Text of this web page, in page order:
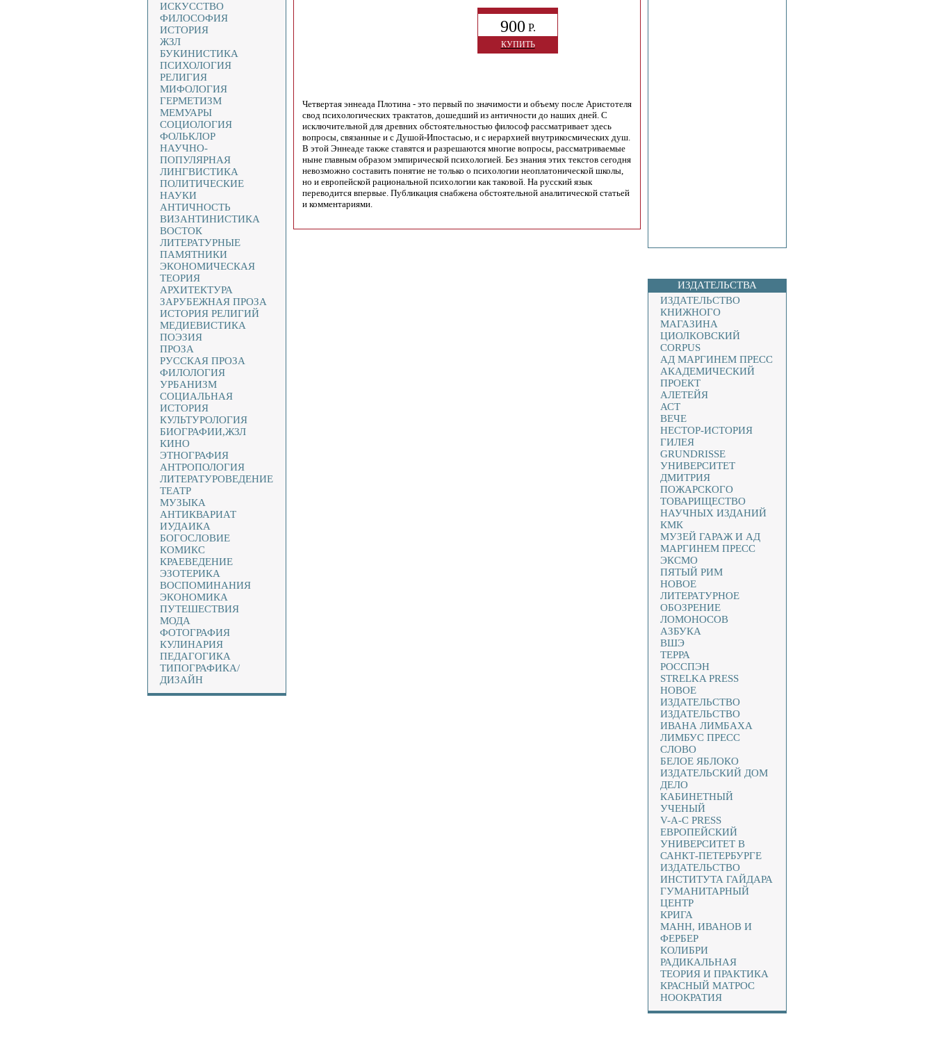
ИСКУССТВО
ФИЛОСОФИЯ
ИСТОРИЯ
ЖЗЛ
БУКИНИСТИКА
ПСИХОЛОГИЯ
РЕЛИГИЯ
МИФОЛОГИЯ
ГЕРМЕТИЗМ
МЕМУАРЫ
СОЦИОЛОГИЯ
ФОЛЬКЛОР
НАУЧНО-
ПОПУЛЯРНАЯ
ЛИНГВИСТИКА
ПОЛИТИЧЕСКИЕ
НАУКИ
АНТИЧНОСТЬ
ВИЗАНТИНИСТИКА
ВОСТОК
ЛИТЕРАТУРНЫЕ
ПАМЯТНИКИ
ЭКОНОМИЧЕСКАЯ
ТЕОРИЯ
АРХИТЕКТУРА
ЗАРУБЕЖНАЯ ПРОЗА
ИСТОРИЯ РЕЛИГИЙ
МЕДИЕВИСТИКА
ПОЭЗИЯ
ПРОЗА
РУССКАЯ ПРОЗА
ФИЛОЛОГИЯ
УРБАНИЗМ
СОЦИАЛЬНАЯ
ИСТОРИЯ
КУЛЬТУРОЛОГИЯ
БИОГРАФИИ,ЖЗЛ
КИНО
ЭТНОГРАФИЯ
АНТРОПОЛОГИЯ
ЛИТЕРАТУРОВЕДЕНИЕ
ТЕАТР
МУЗЫКА
АНТИКВАРИАТ
ИУДАИКА
БОГОСЛОВИЕ
КОМИКС
КРАЕВЕДЕНИЕ
ЭЗОТЕРИКА
ВОСПОМИНАНИЯ
ЭКОНОМИКА
ПУТЕШЕСТВИЯ
МОДА
ФОТОГРАФИЯ
КУЛИНАРИЯ
ПЕДАГОГИКА
ТИПОГРАФИКА/
ДИЗАЙН
900 Р.
КУПИТЬ
Четвертая эннеада Плотина - это первый по значимости и объему после Аристотеля
свод психологических трактатов, дошедший из античности до наших дней. С
исключительной для древних обстоятельностью философ рассматривает здесь
вопросы, связанные и с Душой-Ипостасью, и с иерархией внутрикосмических душ.
В этой Эннеаде также ставятся и разрешаются многие вопросы, рассматриваемые
ныне главным образом эмпирической психологией. Без знания этих текстов сегодня
невозможно составить понятие не только о психологии неоплатонической школы,
но и европейской рациональной психологии как таковой. На русский язык
переводится впервые. Публикация снабжена обстоятельной аналитической статьей
и комментариями.
ИЗДАТЕЛЬСТВА
ИЗДАТЕЛЬСТВО
КНИЖНОГО
МАГАЗИНА
ЦИОЛКОВСКИЙ
CORPUS
АД МАРГИНЕМ ПРЕСС
АКАДЕМИЧЕСКИЙ
ПРОЕКТ
АЛЕТЕЙЯ
АСТ
ВЕЧЕ
НЕСТОР-ИСТОРИЯ
ГИЛЕЯ
GRUNDRISSE
УНИВЕРСИТЕТ
ДМИТРИЯ
ПОЖАРСКОГО
ТОВАРИЩЕСТВО
НАУЧНЫХ ИЗДАНИЙ
КМК
МУЗЕЙ ГАРАЖ И АД
МАРГИНЕМ ПРЕСС
ЭКСМО
ПЯТЫЙ РИМ
НОВОЕ
ЛИТЕРАТУРНОЕ
ОБОЗРЕНИЕ
ЛОМОНОСОВ
АЗБУКА
ВШЭ
ТЕРРА
РОССПЭН
STRELKA PRESS
НОВОЕ
ИЗДАТЕЛЬСТВО
ИЗДАТЕЛЬСТВО
ИВАНА ЛИМБАХА
ЛИМБУС ПРЕСС
СЛОВО
БЕЛОЕ ЯБЛОКО
ИЗДАТЕЛЬСКИЙ ДОМ
ДЕЛО
КАБИНЕТНЫЙ
УЧЕНЫЙ
V-A-C PRESS
ЕВРОПЕЙСКИЙ
УНИВЕРСИТЕТ В
САНКТ-ПЕТЕРБУРГЕ
ИЗДАТЕЛЬСТВО
ИНСТИТУТА ГАЙДАРА
ГУМАНИТАРНЫЙ
ЦЕНТР
КРИГА
МАНН, ИВАНОВ И
ФЕРБЕР
КОЛИБРИ
РАДИКАЛЬНАЯ
ТЕОРИЯ И ПРАКТИКА
КРАСНЫЙ МАТРОС
НООКРАТИЯ